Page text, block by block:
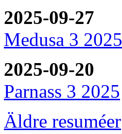
2025-09-27
Medusa 3 2025
2025-09-20
Parnass 3 2025
Äldre resuméer